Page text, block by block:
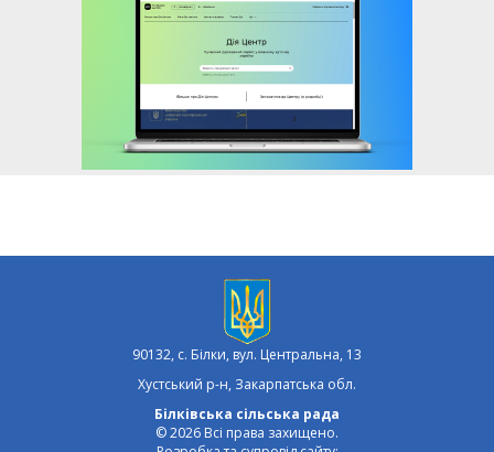
90132, с. Білки, вул. Центральна, 13
Хустський р-н, Закарпатська обл.
Білківська сільська рада
© 2026 Всі права захищено.